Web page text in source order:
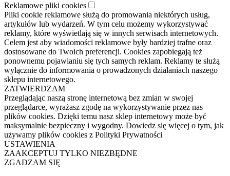
Reklamowe pliki cookies
Pliki cookie reklamowe służą do promowania niektórych usług,
artykułów lub wydarzeń. W tym celu możemy wykorzystywać
reklamy, które wyświetlają się w innych serwisach internetowych.
Celem jest aby wiadomości reklamowe były bardziej trafne oraz
dostosowane do Twoich preferencji. Cookies zapobiegają też
ponownemu pojawianiu się tych samych reklam. Reklamy te służą
wyłącznie do informowania o prowadzonych działaniach naszego
sklepu internetowego.
ZATWIERDZAM
Przeglądając naszą stronę internetową bez zmian w swojej
przeglądarce, wyrażasz zgodę na wykorzystywanie przez nas
plików cookies. Dzięki temu nasz sklep internetowy może być
maksymalnie bezpieczny i wygodny. Dowiedz się więcej o tym, jak
używamy plików cookies z Polityki Prywatności
USTAWIENIA
ZAAKCEPTUJ TYLKO NIEZBĘDNE
ZGADZAM SIĘ